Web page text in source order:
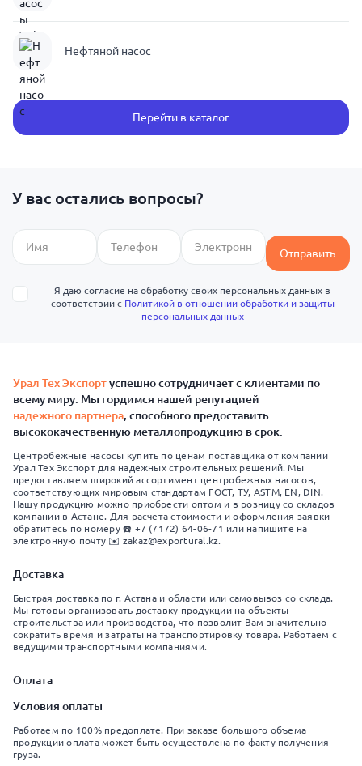
Нефтяной насос
Перейти в каталог
У вас остались вопросы?
Отправить
Я даю согласие на обработку своих персональных данных в
соответствии с Политикой в отношении обработки и защиты
персональных данных
Урал Тех Экспортуспешно сотрудничает с клиентами по
всему миру. Мы гордимся нашей репутацией
надежного партнера, способного предоставить
высококачественную металлопродукцию в срок.
Центробежные насосы купить по ценам поставщика от компании
Урал Тех Экспорт для надежных строительных решений. Мы
предоставляем широкий ассортимент центробежных насосов,
соответствующих мировым стандартам ГОСТ, ТУ, ASTM, EN, DIN.
Нашу продукцию можно приобрести оптом и в розницу со складов
компании в Астане. Для расчета стоимости и оформления заявки
обратитесь по номеру ☎️ +7 (7172) 64-06-71 или напишите на
электронную почту ✉️ zakaz@exportural.kz.
Доставка
Быстрая доставка по г. Астана и области или самовывоз со склада.
Мы готовы организовать доставку продукции на объекты
строительства или производства, что позволит Вам значительно
сократить время и затраты на транспортировку товара. Работаем с
ведущими транспортными компаниями.
Оплата
Условия оплаты
Работаем по 100% предоплате. При заказе большого объема
продукции оплата может быть осуществлена по факту получения
груза.